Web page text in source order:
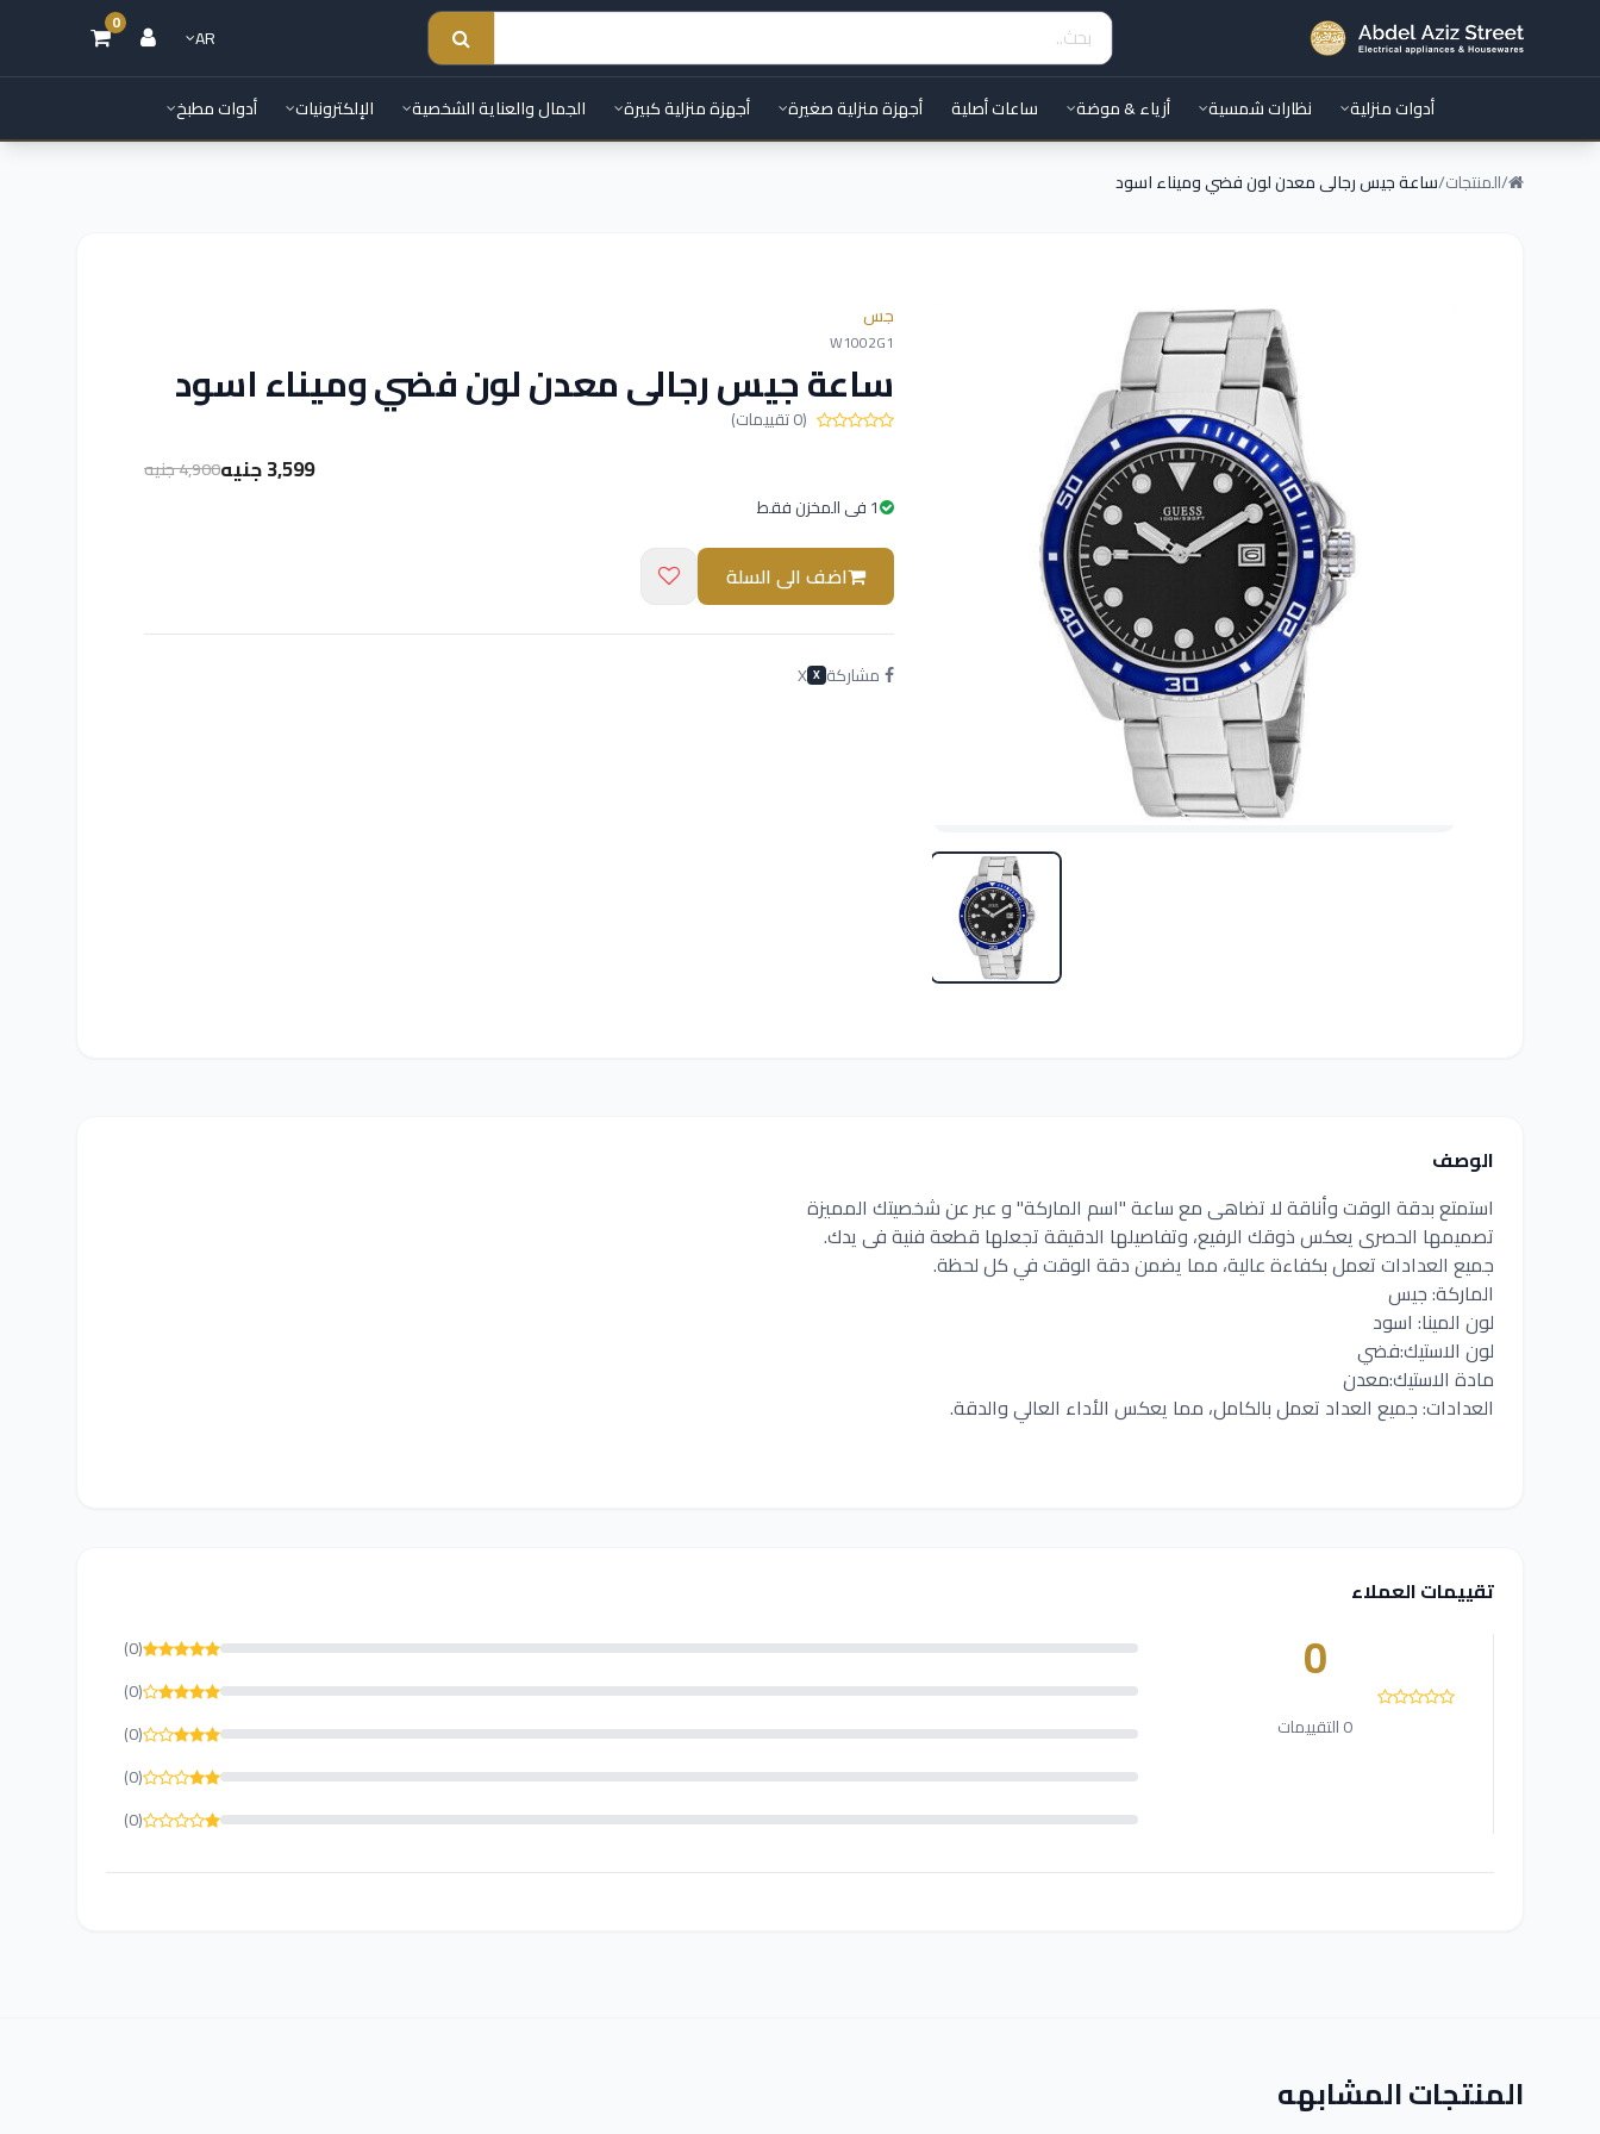
AR
0
أدوات منزلية نظارات شمسية أزياء & موضة ساعات أصلية أجهزة منزلية صغيرة أجهزة منزلية كبيرة الجمال والعناية الشخصية الإلكترونيات أدوات مطبخ
/المنتجات/ساعة جيس رجالى معدن لون فضي وميناء اسود
جس
W1002G1
ساعة جيس رجالى معدن لون فضي وميناء اسود
(0 تقييمات)
3,599 جنيه 4,900 جنيه
1 فى المخزن فقط
اضف الى السلة
مشاركة X
X
الوصف
استمتع بدقة الوقت وأناقة لا تضاهى مع ساعة "اسم الماركة" و عبر عن شخصيتك المميزة
تصميمها الحصرى يعكس ذوقك الرفيع، وتفاصيلها الدقيقة تجعلها قطعة فنية فى يدك.
جميع العدادات تعمل بكفاءة عالية، مما يضمن دقة الوقت في كل لحظة.
الماركة: جيس
لون المينا: اسود
لون الاستيك:فضي
مادة الاستيك:معدن
العدادات: جميع العداد تعمل بالكامل، مما يعكس الأداء العالي والدقة.
تقييمات العملاء
0
0 التقييمات
(0)
(0)
(0)
(0)
(0)
المنتجات المشابهه